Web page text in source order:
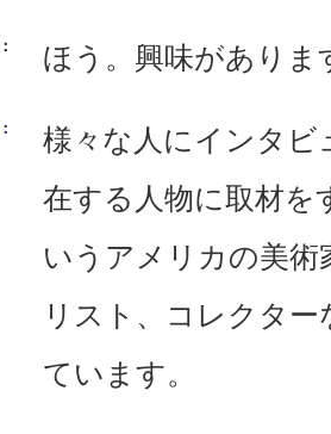
ほう。興味がありま
様々な人にインタ
在する人物に取材を
いうアメリカの美
リスト、コレクタ
ています。